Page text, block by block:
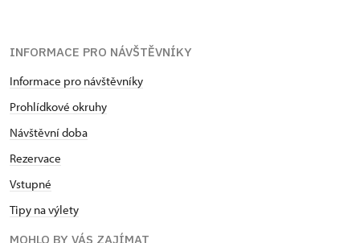
INFORMACE PRO NÁVŠTĚVNÍKY
Informace pro návštěvníky
Prohlídkové okruhy
Návštěvní doba
Rezervace
Vstupné
Tipy na výlety
MOHLO BY VÁS ZAJÍMAT